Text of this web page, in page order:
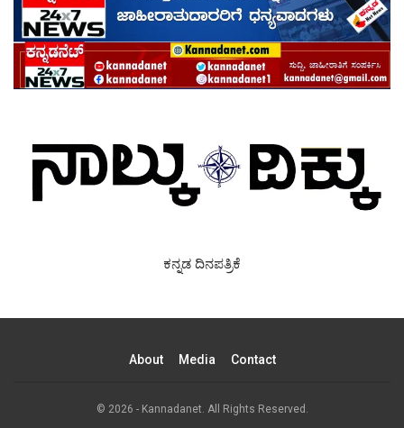
ಕನ್ನಡ ದಿನಪತ್ರಿಕೆ
About Media Contact
© 2026 - Kannadanet. All Rights Reserved.